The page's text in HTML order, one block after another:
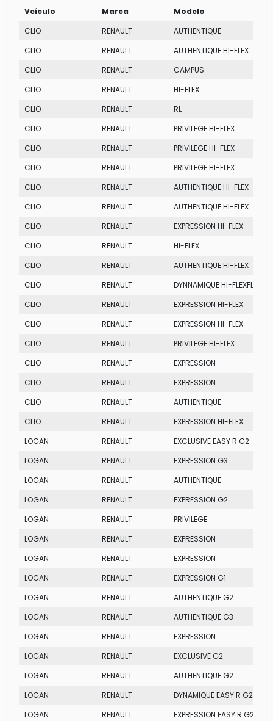
Veículo Marca
Modelo
CLIO
RENAULT
AUTHENTIQUE
CLIO
RENAULT
AUTHENTIQUE HI-FLEX
CLIO
RENAULT
CAMPUS
CLIO
RENAULT
HI-FLEX
CLIO
RENAULT
RL
CLIO
RENAULT
PRIVILEGE HI-FLEX
CLIO
RENAULT
PRIVILEGE HI-FLEX
CLIO
RENAULT
PRIVILEGE HI-FLEX
CLIO
RENAULT
AUTHENTIQUE HI-FLEX
CLIO
RENAULT
AUTHENTIQUE HI-FLEX
CLIO
RENAULT
EXPRESSION HI-FLEX
CLIO
RENAULT
HI-FLEX
CLIO
RENAULT
AUTHENTIQUE HI-FLEX
CLIO
RENAULT
DYNNAMIQUE HI-FLEXFLEX
CLIO
RENAULT
EXPRESSION HI-FLEX
CLIO
RENAULT
EXPRESSION HI-FLEX
CLIO
RENAULT
PRIVILEGE HI-FLEX
CLIO
RENAULT
EXPRESSION
CLIO
RENAULT
EXPRESSION
CLIO
RENAULT
AUTHENTIQUE
CLIO
RENAULT
EXPRESSION HI-FLEX
LOGAN
RENAULT
EXCLUSIVE EASY R G2
LOGAN
RENAULT
EXPRESSION G3
LOGAN
RENAULT
AUTHENTIQUE
LOGAN
RENAULT
EXPRESSION G2
LOGAN
RENAULT
PRIVILEGE
LOGAN
RENAULT
EXPRESSION
LOGAN
RENAULT
EXPRESSION
LOGAN
RENAULT
EXPRESSION G1
LOGAN
RENAULT
AUTHENTIQUE G2
LOGAN
RENAULT
AUTHENTIQUE G3
LOGAN
RENAULT
EXPRESSION
LOGAN
RENAULT
EXCLUSIVE G2
LOGAN
RENAULT
AUTHENTIQUE G2
LOGAN
RENAULT
DYNAMIQUE EASY R G2
LOGAN
RENAULT
EXPRESSION EASY R G2